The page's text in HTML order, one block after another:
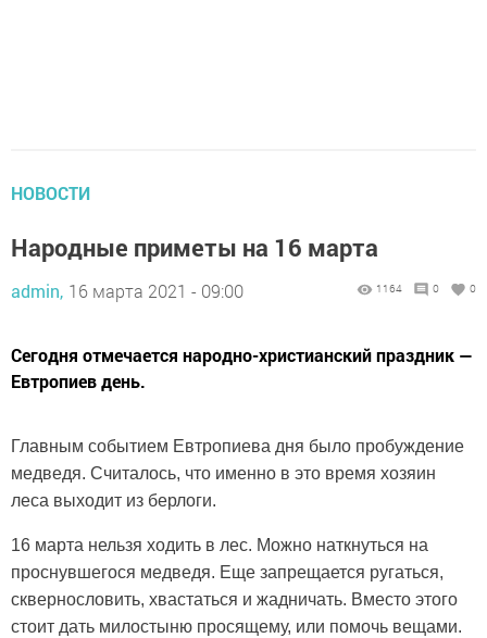
НОВОСТИ
Народные приметы на 16 марта
admin, 16 марта 2021 - 09:00 1164 0 0
Сегодня отмечается народно-христианский праздник —
Евтропиев день.
Главным событием Евтропиева дня было пробуждение
медведя. Считалось, что именно в это время хозяин
леса выходит из берлоги.
16 марта нельзя ходить в лес. Можно наткнуться на
проснувшегося медведя. Еще запрещается ругаться,
сквернословить, хвастаться и жадничать. Вместо этого
стоит дать милостыню просящему, или помочь вещами.